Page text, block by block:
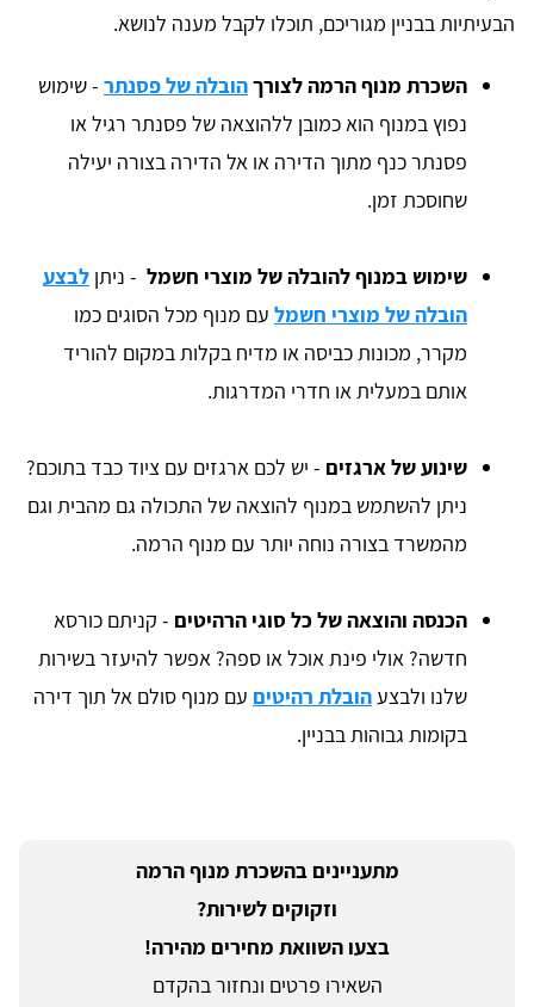
הבעיתיות בבניין מגוריכם, תוכלו לקבל מענה לנושא.
השכרת מנוף הרמה לצורךהובלה של פסנתר - שימוש
נפוץ במנוף הוא כמובן ללהוצאה של פסנתר רגיל או
פסנתר כנף מתוך הדירה או אל הדירה בצורה יעילה
שחוסכת זמן.
שימוש במנוף להובלה של מוצרי חשמל - ניתן לבצע
הובלה של מוצרי חשמל עם מנוף מכל הסוגים כמו
מקרר, מכונות כביסה או מדיח בקלות במקום להוריד
אותם במעלית או חדרי המדרגות.
שינוע של ארגזים - יש לכם ארגזים עם ציוד כבד בתוכם?
ניתן להשתמש במנוף להוצאה של התכולה גם מהבית וגם
מהמשרד בצורה נוחה יותר עם מנוף הרמה.
הכנסה והוצאה של כל סוגי הרהיטים - קניתם כורסא
חדשה? אולי פינת אוכל או ספה? אפשר להיעזר בשירות
שלנו ולבצעהובלת רהיטים עם מנוף סולם אל תוך דירה
בקומות גבוהות בבניין.
מתעניינים בהשכרת מנוף הרמה
וזקוקים לשירות?
בצעו השוואת מחירים מהירה!
השאירו פרטים ונחזור בהקדם